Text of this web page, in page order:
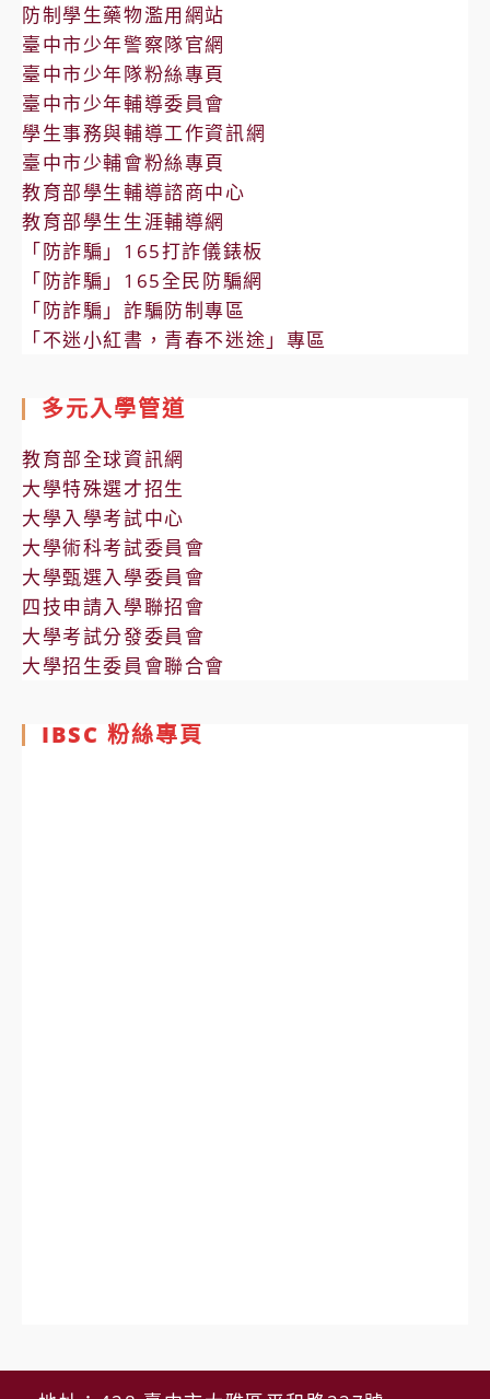
防制學生藥物濫用網站
臺中市少年警察隊官網
臺中市少年隊粉絲專頁
臺中市少年輔導委員會
學生事務與輔導工作資訊網
臺中市少輔會粉絲專頁
教育部學生輔導諮商中心
教育部學生生涯輔導網
「防詐騙」165打詐儀錶板
「防詐騙」165全民防騙網
「防詐騙」詐騙防制專區
「不迷小紅書，青春不迷途」專區
多元入學管道
教育部全球資訊網
大學特殊選才招生
大學入學考試中心
大學術科考試委員會
大學甄選入學委員會
四技申請入學聯招會
大學考試分發委員會
大學招生委員會聯合會
IBSC 粉絲專頁